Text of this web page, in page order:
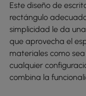
Este diseño de
rectángulo
simplicidad le da
que aprovecha el
materiales como
cualquier
combina la